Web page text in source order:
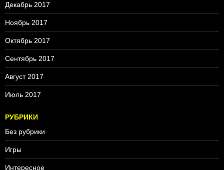
Декабрь 2017
Ноябрь 2017
Октябрь 2017
Сентябрь 2017
Август 2017
Июль 2017
РУБРИКИ
Без рубрики
Игры
Интересное